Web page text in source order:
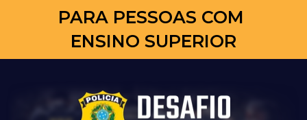
PARA PESSOAS COM
ENSINO SUPERIOR